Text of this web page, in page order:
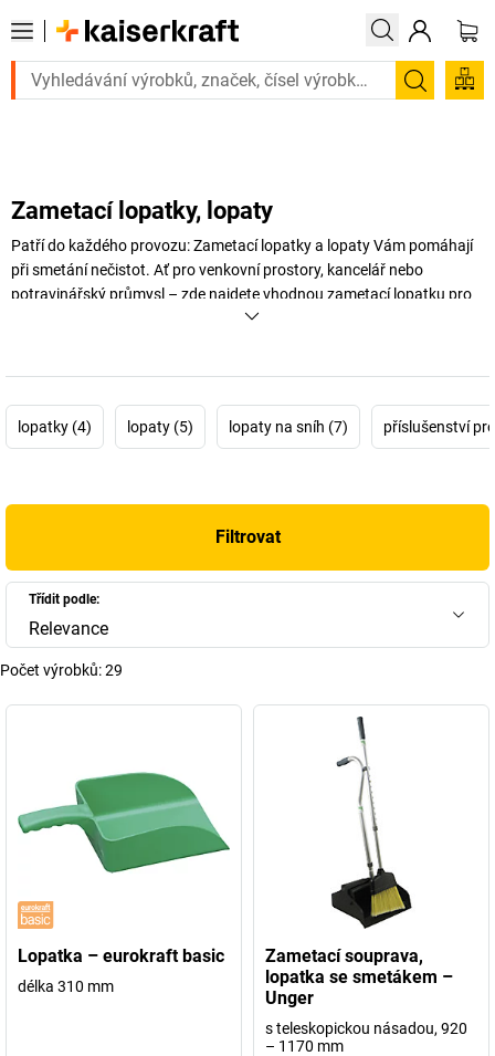
urgentně? Vybrané bestsellery doručíme do 72 hodin. Prohlédněte
Hledání
Zametací lopatky, lopaty
Patří do každého provozu: Zametací lopatky a lopaty Vám pomáhají
při smetání nečistot. Ať pro venkovní prostory, kancelář nebo
potravinářský průmysl – zde najdete vhodnou zametací lopatku pro
lopatky (4) lopaty (5) lopaty na sníh (7) příslušenství
Filtrovat
Třídit podle:
Relevance
Počet výrobků:29
Lopatka – eurokraft basic
délka 310 mm
Zametací souprava,
lopatka se smetákem –
Unger
s teleskopickou násadou, 920
– 1170 mm